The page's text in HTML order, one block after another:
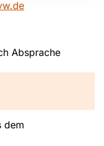
Absprache
dem